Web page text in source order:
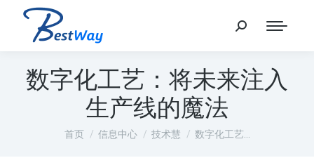
数字化工艺：将未来注入
生产线的魔法
您在这里：
首页 信息中心 技术慧 数字化工艺…